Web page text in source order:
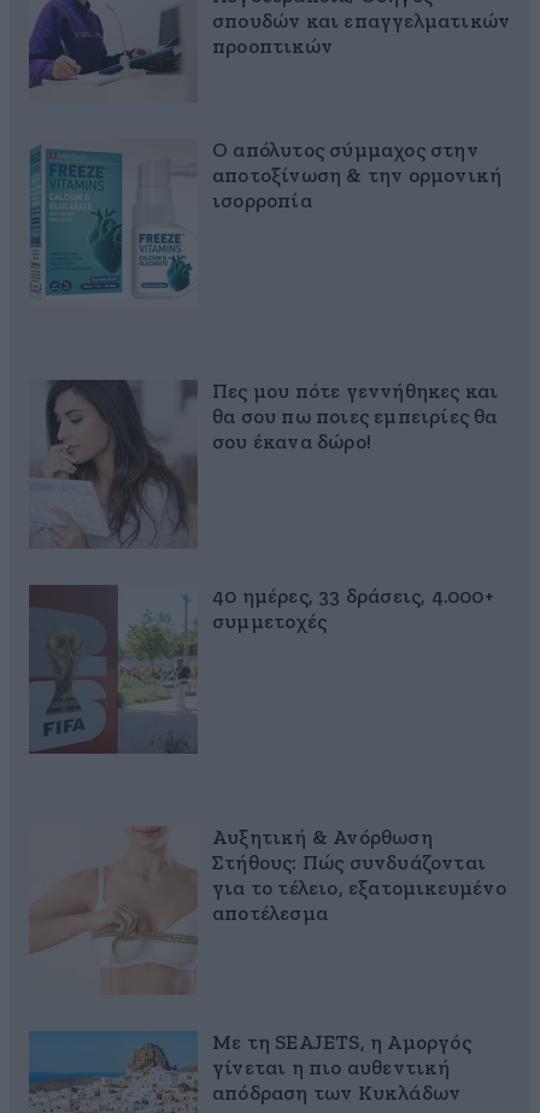
σπουδών και επαγγελματικών
προοπτικών
Ο απόλυτος σύμμαχος στην
αποτοξίνωση & την ορμονική
ισορροπία
Πες μου πότε γεννήθηκες και
θα σου πω ποιες εμπειρίες θα
σου έκανα δώρο!
40 ημέρες, 33 δράσεις, 4.000+
συμμετοχές
Αυξητική & Ανόρθωση
Στήθους: Πώς συνδυάζονται
για το τέλειο, εξατομικευμένο
αποτέλεσμα
Με τη SEAJETS, η Αμοργός
γίνεται η πιο αυθεντική
απόδραση των Κυκλάδων